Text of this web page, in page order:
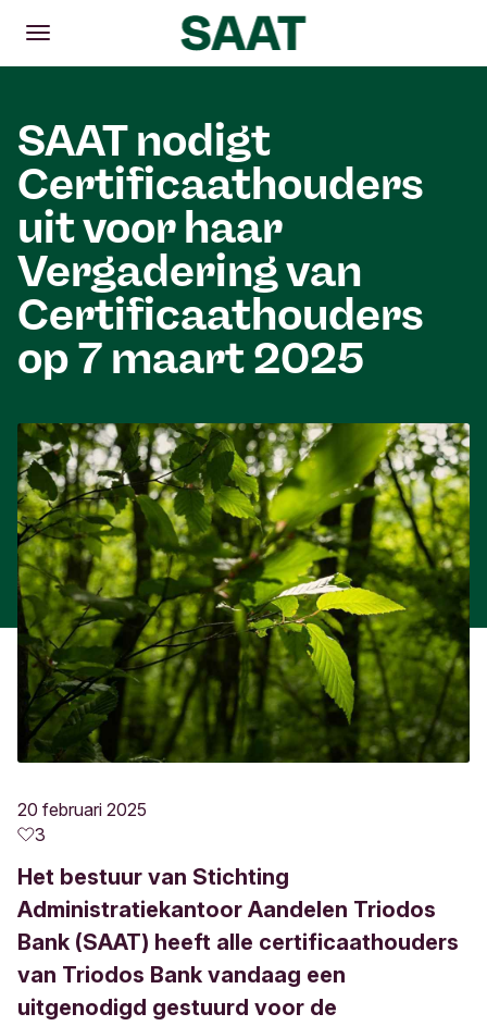
Openen
Hoofdmenu
SAAT nodigt
Certificaathouders
uit voor haar
Vergadering van
Certificaathouders
op 7 maart 2025
20 februari 2025
3
Het bestuur van Stichting
Administratiekantoor Aandelen Triodos
Bank (SAAT) heeft alle certificaathouders
van Triodos Bank vandaag een
uitgenodigd gestuurd voor de